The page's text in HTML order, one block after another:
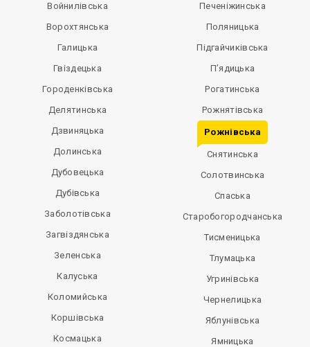
Войнилівська
Ворохтянська
Галицька
Гвіздецька
Городенківська
Делятинська
Дзвиняцька
Долинська
Дубовецька
Дубівська
Заболотівська
Загвіздянська
Зеленська
Калуська
Коломийська
Коршівська
Космацька
Печеніжинська
Поляницька
Підгайчиківська
П’ядицька
Рогатинська
Рожнятівська
Рожнівська
Снятинська
Солотвинська
Спаська
Старобогородчанська
Тисменицька
Тлумацька
Угринівська
Чернелицька
Яблунівська
Ямницька